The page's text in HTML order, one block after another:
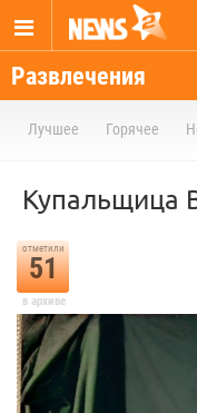
Развлечения
Лучшее Горячее
Купальщица
отметили
51
в архиве